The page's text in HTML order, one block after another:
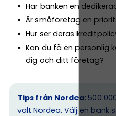
Har banken en
Är småföretag en
Hur ser deras
Kan du få en personlig
dig och ditt företag?
Tips från Nordea: 500
valt Nordea. Välj en